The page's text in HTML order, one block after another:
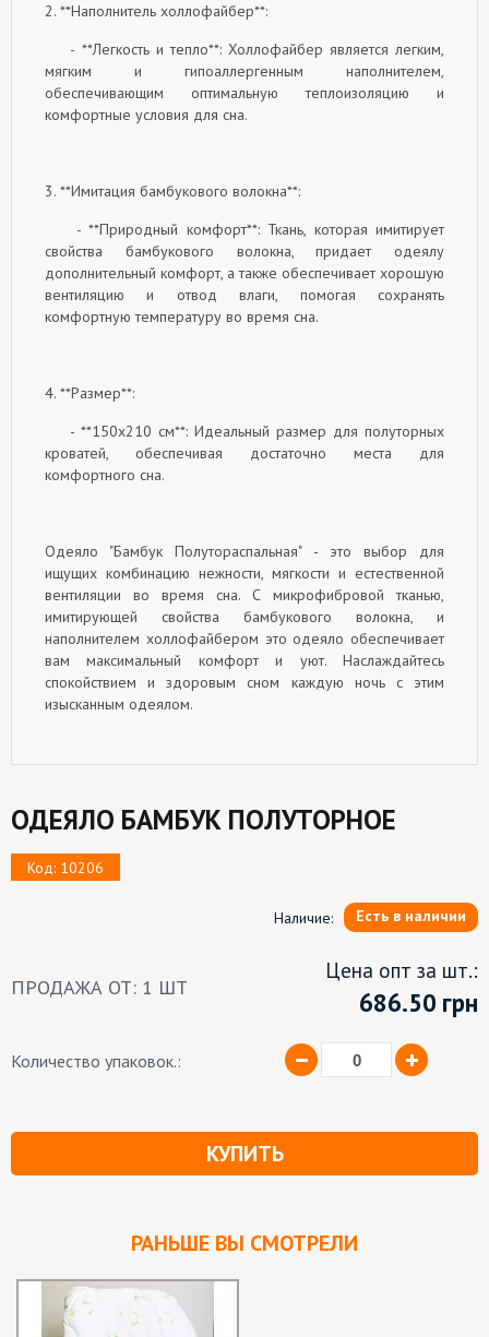
2. **Наполнитель холлофайбер**:
- **Легкость и тепло**: Холлофайбер является легким,
мягким и гипоаллергенным наполнителем,
обеспечивающим оптимальную теплоизоляцию и
комфортные условия для сна.
3. **Имитация бамбукового волокна**:
- **Природный комфорт**: Ткань, которая имитирует
свойства бамбукового волокна, придает одеялу
дополнительный комфорт, а также обеспечивает хорошую
вентиляцию и отвод влаги, помогая сохранять
комфортную температуру во время сна.
4. **Размер**:
- **150x210 см**: Идеальный размер для полуторных
кроватей, обеспечивая достаточно места для
комфортного сна.
Одеяло "Бамбук Полутораспальная" - это выбор для
ищущих комбинацию нежности, мягкости и естественной
вентиляции во время сна. С микрофибровой тканью,
имитирующей свойства бамбукового волокна, и
наполнителем холлофайбером это одеяло обеспечивает
вам максимальный комфорт и уют. Наслаждайтесь
спокойствием и здоровым сном каждую ночь с этим
изысканным одеялом.
ОДЕЯЛО БАМБУК ПОЛУТОРНОЕ
Код: 10206
Наличие: Есть в наличии
ПРОДАЖА ОТ: 1 ШТ
Цена опт за шт.:
686.50 грн
Количество упаковок.:
КУПИТЬ
РАНЬШЕ ВЫ СМОТРЕЛИ